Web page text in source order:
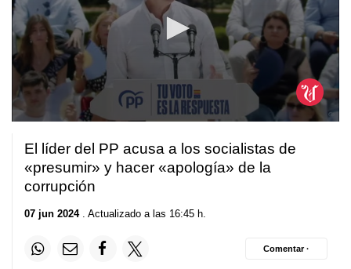
minute,
50
El líder del PP acusa a los socialistas de
«presumir» y hacer «apología» de la
corrupción
07 jun 2024. Actualizado a las 16:45 h.
Comentar ·